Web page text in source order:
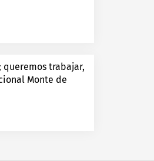
queremos trabajar,
Monte de